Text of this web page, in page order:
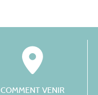
COMMENT VENIR